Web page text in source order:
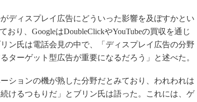
ディスプレイ広告にどういった影響を及ぼすかとい
おり、GoogleはDoubleClickやYouTubeの買収を通じ
ン氏は電話会見の中で、「ディスプレイ広告の分野
ターゲット型広告が重要になるだろう」と述べた。
ションの機が熟した分野だとみており、われわれは
けるつもりだ」とブリン氏は語った。これには、ゲ